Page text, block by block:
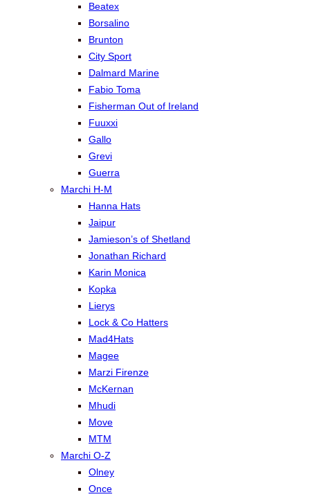
Beatex
Borsalino
Brunton
City Sport
Dalmard Marine
Fabio Toma
Fisherman Out of Ireland
Fuuxxi
Gallo
Grevi
Guerra
Marchi H-M
Hanna Hats
Jaipur
Jamieson’s of Shetland
Jonathan Richard
Karin Monica
Kopka
Lierys
Lock & Co Hatters
Mad4Hats
Magee
Marzi Firenze
McKernan
Mhudi
Move
MTM
Marchi O-Z
Olney
Once